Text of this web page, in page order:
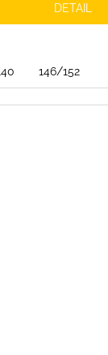
DETAIL
146/152